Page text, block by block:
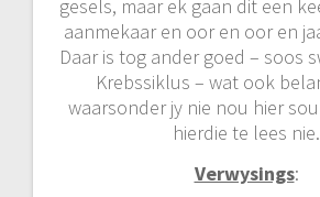
gesels, maar ek gaan dit een
aanmekaar en oor en oor en
Daar is tog ander goed – soos
Krebssiklus – wat ook
waarsonder jy nie nou hier
hierdie te lees nie.
Verwysings: